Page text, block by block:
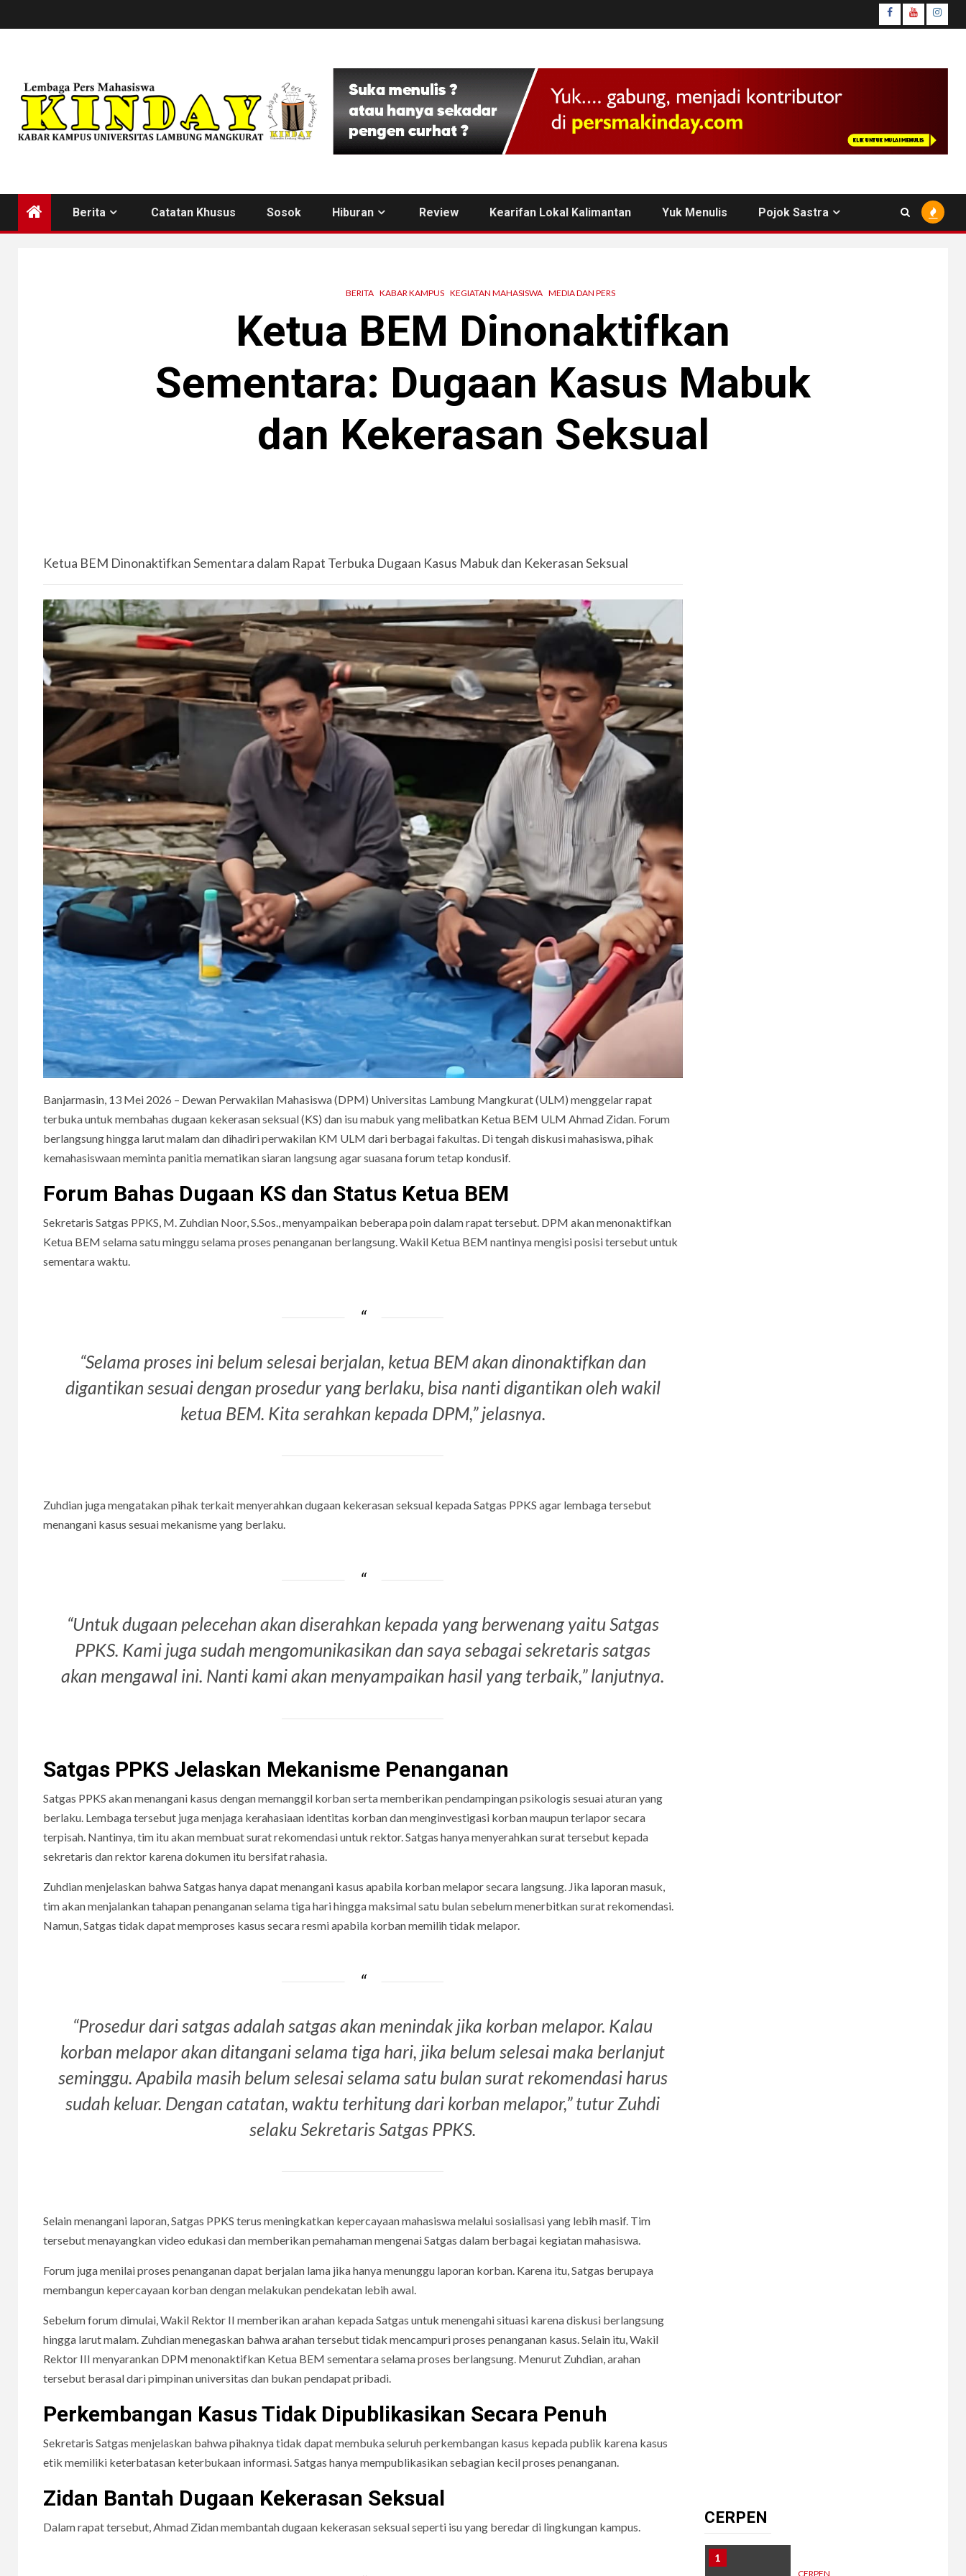
to
facebook
youtube
Berita Catatan Khusus Sosok Hiburan Review Kearifan Lokal Kalimantan Yuk Menulis Pojok Sastra
BERITA KABAR KAMPUS KEGIATAN MAHASISWA MEDIA DAN PERS
Ketua BEM Dinonaktifkan
Sementara: Dugaan Kasus Mabuk
dan Kekerasan Seksual
Ketua BEM Dinonaktifkan Sementara dalam Rapat Terbuka Dugaan Kasus Mabuk dan Kekerasan Seksual
Banjarmasin, 13 Mei 2026 – Dewan Perwakilan Mahasiswa (DPM) Universitas Lambung Mangkurat (ULM) menggelar rapat
terbuka untuk membahas dugaan kekerasan seksual (KS) dan isu mabuk yang melibatkan Ketua BEM ULM Ahmad Zidan. Forum
berlangsung hingga larut malam dan dihadiri perwakilan KM ULM dari berbagai fakultas. Di tengah diskusi mahasiswa, pihak
kemahasiswaan meminta panitia mematikan siaran langsung agar suasana forum tetap kondusif.
Forum Bahas Dugaan KS dan Status Ketua BEM
Sekretaris Satgas PPKS, M. Zuhdian Noor, S.Sos., menyampaikan beberapa poin dalam rapat tersebut. DPM akan menonaktifkan
Ketua BEM selama satu minggu selama proses penanganan berlangsung. Wakil Ketua BEM nantinya mengisi posisi tersebut untuk
sementara waktu.
“Selama proses ini belum selesai berjalan, ketua BEM akan dinonaktifkan dan
digantikan sesuai dengan prosedur yang berlaku, bisa nanti digantikan oleh wakil
ketua BEM. Kita serahkan kepada DPM,” jelasnya.
Zuhdian juga mengatakan pihak terkait menyerahkan dugaan kekerasan seksual kepada Satgas PPKS agar lembaga tersebut
menangani kasus sesuai mekanisme yang berlaku.
“Untuk dugaan pelecehan akan diserahkan kepada yang berwenang yaitu Satgas
PPKS. Kami juga sudah mengomunikasikan dan saya sebagai sekretaris satgas
akan mengawal ini. Nanti kami akan menyampaikan hasil yang terbaik,” lanjutnya.
Satgas PPKS Jelaskan Mekanisme Penanganan
Satgas PPKS akan menangani kasus dengan memanggil korban serta memberikan pendampingan psikologis sesuai aturan yang
berlaku. Lembaga tersebut juga menjaga kerahasiaan identitas korban dan menginvestigasi korban maupun terlapor secara
terpisah. Nantinya, tim itu akan membuat surat rekomendasi untuk rektor. Satgas hanya menyerahkan surat tersebut kepada
sekretaris dan rektor karena dokumen itu bersifat rahasia.
Zuhdian menjelaskan bahwa Satgas hanya dapat menangani kasus apabila korban melapor secara langsung. Jika laporan masuk,
tim akan menjalankan tahapan penanganan selama tiga hari hingga maksimal satu bulan sebelum menerbitkan surat rekomendasi.
Namun, Satgas tidak dapat memproses kasus secara resmi apabila korban memilih tidak melapor.
“Prosedur dari satgas adalah satgas akan menindak jika korban melapor. Kalau
korban melapor akan ditangani selama tiga hari, jika belum selesai maka berlanjut
seminggu. Apabila masih belum selesai selama satu bulan surat rekomendasi harus
sudah keluar. Dengan catatan, waktu terhitung dari korban melapor,” tutur Zuhdi
selaku Sekretaris Satgas PPKS.
Selain menangani laporan, Satgas PPKS terus meningkatkan kepercayaan mahasiswa melalui sosialisasi yang lebih masif. Tim
tersebut menayangkan video edukasi dan memberikan pemahaman mengenai Satgas dalam berbagai kegiatan mahasiswa.
Forum juga menilai proses penanganan dapat berjalan lama jika hanya menunggu laporan korban. Karena itu, Satgas berupaya
membangun kepercayaan korban dengan melakukan pendekatan lebih awal.
Sebelum forum dimulai, Wakil Rektor II memberikan arahan kepada Satgas untuk menengahi situasi karena diskusi berlangsung
hingga larut malam. Zuhdian menegaskan bahwa arahan tersebut tidak mencampuri proses penanganan kasus. Selain itu, Wakil
Rektor III menyarankan DPM menonaktifkan Ketua BEM sementara selama proses berlangsung. Menurut Zuhdian, arahan
tersebut berasal dari pimpinan universitas dan bukan pendapat pribadi.
Perkembangan Kasus Tidak Dipublikasikan Secara Penuh
Sekretaris Satgas menjelaskan bahwa pihaknya tidak dapat membuka seluruh perkembangan kasus kepada publik karena kasus
etik memiliki keterbatasan keterbukaan informasi. Satgas hanya mempublikasikan sebagian kecil proses penanganan.
Zidan Bantah Dugaan Kekerasan Seksual
Dalam rapat tersebut, Ahmad Zidan membantah dugaan kekerasan seksual seperti isu yang beredar di lingkungan kampus.
CERPEN
1
CERPEN